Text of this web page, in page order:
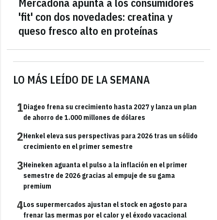
LO MÁS LEÍDO DE LA SEMANA
1Diageo frena su crecimiento hasta 2027 y lanza un plan
de ahorro de 1.000 millones de dólares
2Henkel eleva sus perspectivas para 2026 tras un sólido
crecimiento en el primer semestre
3Heineken aguanta el pulso a la inflación en el primer
semestre de 2026 gracias al empuje de su gama
premium
4Los supermercados ajustan el stock en agosto para
frenar las mermas por el calor y el éxodo vacacional
'fit' con dos novedades: creatina y
queso fresco alto en proteínas